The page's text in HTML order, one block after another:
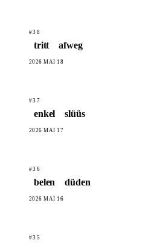
#38
tritt afweg
2026 MAI 18
#37
enkel slüüs
2026 MAI 17
#36
belen düden
2026 MAI 16
#35